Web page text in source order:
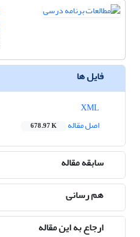
فایل ها
اصل مقاله
678.97 K
سابقه مقاله
هم رسانی
ارجاع به این مقاله